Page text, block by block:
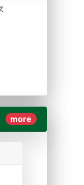
more